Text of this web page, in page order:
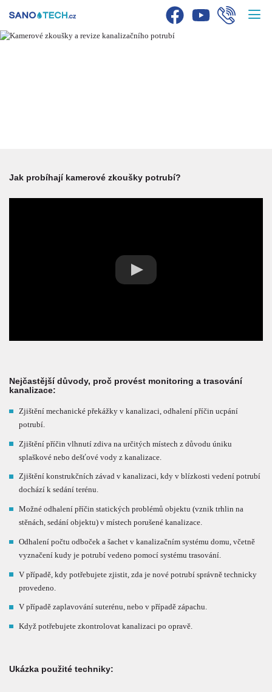
Jak probíhají kamerové zkoušky potrubí?
Nejčastější důvody, proč provést monitoring a trasování
kanalizace:
Zjištění mechanické překážky v kanalizaci, odhalení příčin ucpání
potrubí.
Zjištění příčin vlhnutí zdiva na určitých místech z důvodu úniku
splaškové nebo dešťové vody z kanalizace.
Zjištění konstrukčních závad v kanalizaci, kdy v blízkosti vedení potrubí
dochází k sedání terénu.
Možné odhalení příčin statických problémů objektu (vznik trhlin na
stěnách, sedání objektu) v místech porušené kanalizace.
Odhalení počtu odboček a šachet v kanalizačním systému domu, včetně
vyznačení kudy je potrubí vedeno pomocí systému trasování.
V případě, kdy potřebujete zjistit, zda je nové potrubí správně technicky
provedeno.
V případě zaplavování suterénu, nebo v případě zápachu.
Když potřebujete zkontrolovat kanalizaci po opravě.
Ukázka použité techniky: